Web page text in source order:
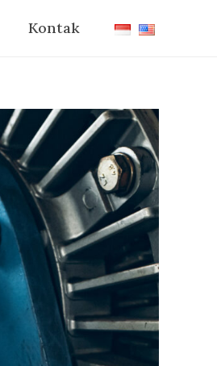
Kontak